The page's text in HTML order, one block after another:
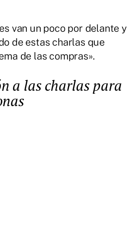
van un poco por delante y
de estas charlas que
de las compras».